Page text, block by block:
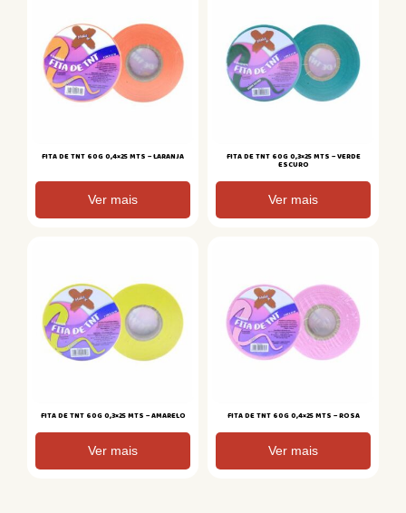
FITA DE TNT 60G 0,4×25 MTS – LARANJA
Ver mais
FITA DE TNT 60G 0,3×25 MTS – VERDE
ESCURO
Ver mais
FITA DE TNT 60G 0,3×25 MTS – AMARELO
Ver mais
FITA DE TNT 60G 0,4×25 MTS – ROSA
Ver mais